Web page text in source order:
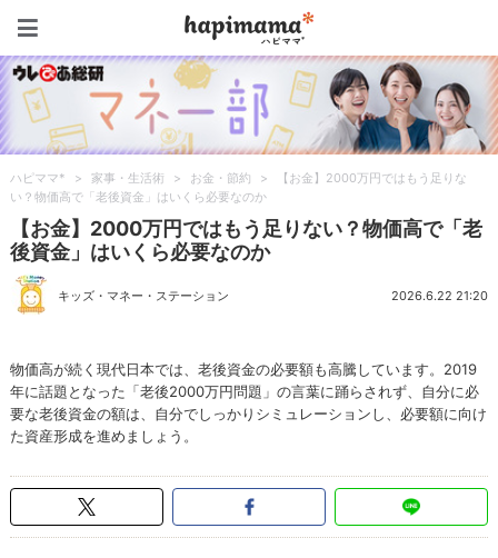
ハピママ* > 家事・生活術 > お金・節約 >
【お金】2000万円ではもう足りな
い？物価高で「老後資金」はいくら必要なのか
【お金】2000万円ではもう足りない？物価高で「老
後資金」はいくら必要なのか
キッズ・マネー・ステーション 2026.6.22 21:20
物価高が続く現代日本では、老後資金の必要額も高騰しています。2019
年に話題となった「老後2000万円問題」の言葉に踊らされず、自分に必
要な老後資金の額は、自分でしっかりシミュレーションし、必要額に向け
た資産形成を進めましょう。